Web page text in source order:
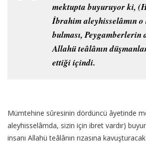
mektupta buyuruyor ki,
İbrahim aleyhisselâmın o
bulması, Peygamberlerin
Allahü teâlânın
ettiği içindi.
Mümtehine sûresinin dördüncü âyetinde
aleyhisselâmda, sizin için ibret vardır)
insanı Allahü teâlânın rızasına